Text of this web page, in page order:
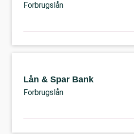
Forbrugslån
Lån & Spar Bank
Forbrugslån